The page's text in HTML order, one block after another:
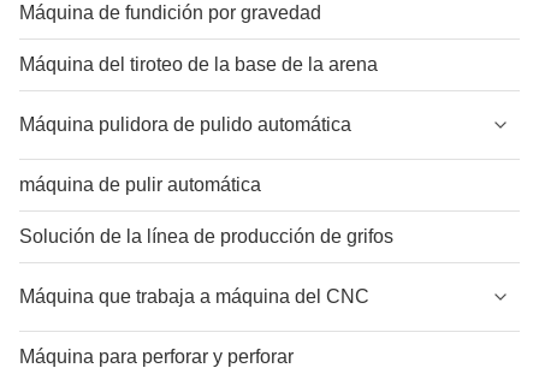
Máquina de fundición por gravedad
Máquina del tiroteo de la base de la arena
Máquina pulidora de pulido automática
máquina de pulir automática
Solución de la línea de producción de grifos
Máquina que trabaja a máquina del CNC
Máquina para perforar y perforar